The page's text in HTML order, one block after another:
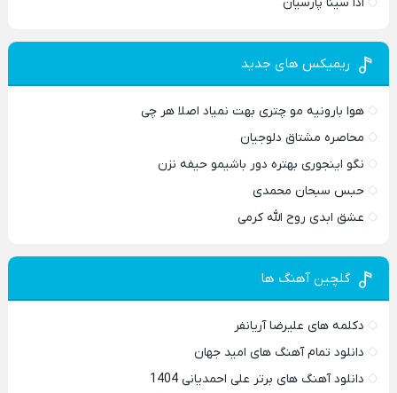
ریمیکس های جدید
هوا بارونیه مو چتری بهت نمیاد اصلا هر چی
محاصره مشتاق دلوجیان
نگو اینجوری بهتره دور باشیمو حیفه نزن
حبس سبحان محمدی
عشق ابدی روح الله کرمی
گلچین آهنگ ها
دکلمه های علیرضا آریانفر
دانلود تمام آهنگ های امید جهان
دانلود آهنگ های برتر علی احمدیانی 1404